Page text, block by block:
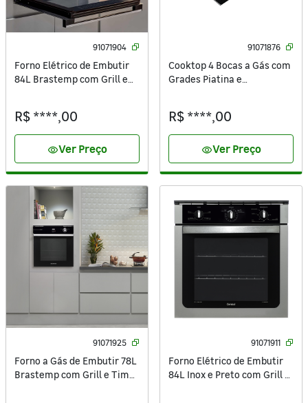
91071904
Forno Elétrico de Embutir
84L Brastemp com Grill e
R$ ****,00
visibilityVer Preço
91071876
Cooktop 4 Bocas a Gás com
Grades Piatina e
Brastemp
R$ ****,00
visibilityVer Preço
91071925
Forno a Gás de Embutir 78L
Brastemp com Grill e Timer
91071911
Forno Elétrico de Embutir
84L Inox e Preto com Grill e